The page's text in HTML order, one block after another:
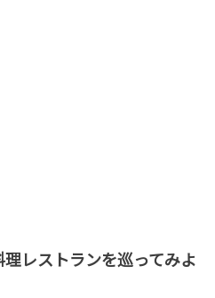
理レストランを巡ってみよ